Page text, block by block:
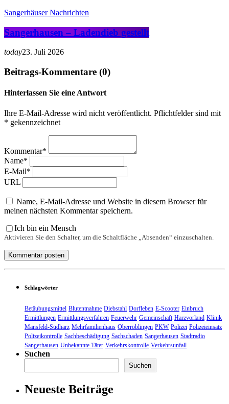
Sangerhäuser Nachrichten
Sangerhausen – Ladendieb gestellt
today23. Juli 2026
Beitrags-Kommentare (0)
Hinterlassen Sie eine Antwort
Ihre E-Mail-Adresse wird nicht veröffentlicht. Pflichtfelder sind mit
* gekennzeichnet
Kommentar*
Name*
E-Mail*
URL
Name, E-Mail-Adresse und Website in diesem Browser für
meinen nächsten Kommentar speichern.
Ich bin ein Mensch
Aktivieren Sie den Schalter, um die Schaltfläche „Absenden“ einzuschalten.
Schlagwörter
Betäubungsmittel Blutentnahme Diebstahl Dorfleben E-Scooter Einbruch
Ermittlungen Ermittlungsverfahren Feuerwehr Gemeinschaft Harzvorland Klinik
Mansfeld-Südharz Mehrfamilienhaus Oberröblingen PKW Polizei Polizeieinsatz
Polizeikontrolle Sachbeschädigung Sachschaden Sangerhausen Stadtradio
Sangerhausen Unbekannte Täter Verkehrskontrolle Verkehrsunfall
Suchen
Suchen
Neueste Beiträge